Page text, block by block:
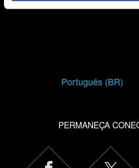
Português (BR)
PERMANEÇA